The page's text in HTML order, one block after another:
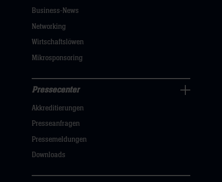
klicken
Business-News
Networking
Wirtschaftslöwen
Mikrosponsoring
Navigation
öffnen,
dann
klicken
hier
Pressecenter
Akkreditierungen
Presseanfragen
Pressemeldungen
Downloads